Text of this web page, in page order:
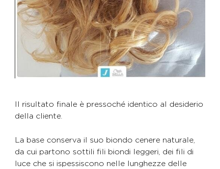
Il risultato finale è pressoché identico al desiderio
della cliente.
La base conserva il suo biondo cenere naturale,
da cui partono sottili fili biondi leggeri, dei fili di
luce che si ispessiscono nelle lunghezze delle